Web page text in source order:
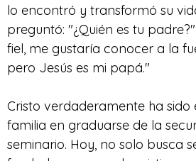
lo encontró y transformó su
preguntó: "¿Quién es tu
fiel, me gustaría conocer a la
pero Jesús es mi papá."
Cristo verdaderamente ha
familia en graduarse de la
seminario. Hoy, no solo busca